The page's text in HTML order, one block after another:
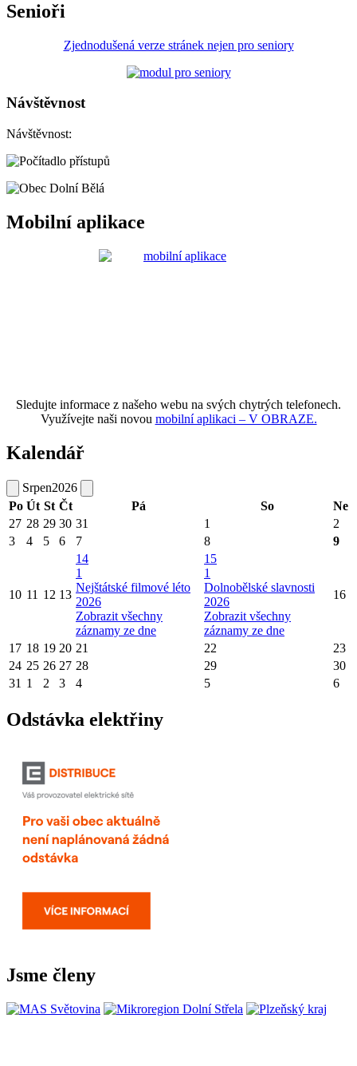
Senioři
Zjednodušená verze stránek nejen pro seniory
Návštěvnost
Návštěvnost:
Mobilní aplikace
Sledujte informace z našeho webu na svých chytrých telefonech.
Využívejte naši novou mobilní aplikaci – V OBRAZE.
Kalendář
Srpen2026
Po Út St Čt Pá So
Ne
27 28 29 30 31 1
2
3
4 5 6 7 8 9
10 11 12 13
14
1
Nejštátské filmové léto
2026
Zobrazit všechny
záznamy ze dne
15
1
Dolnobělské slavnosti
2026
Zobrazit všechny
záznamy ze dne
16
17 18 19 20 21 22
23
24 25 26 27 28 29
30
31 1 2 3 4 5 6
Odstávka elektřiny
Jsme členy